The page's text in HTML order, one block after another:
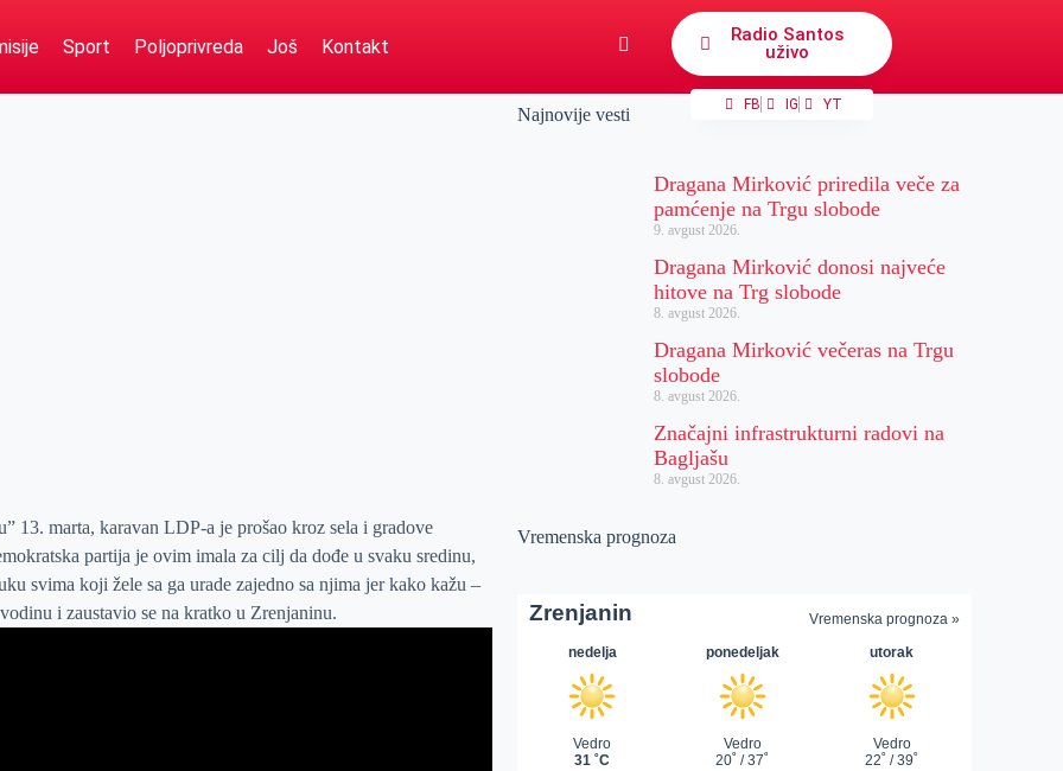
Sport Poljoprivreda Još Kontakt
Radio Santos
uživo
FB IG YT
13. marta, karavan LDP-a je prošao kroz sela i gradove
partija je ovim imala za cilj da dođe u svaku sredinu,
svima koji žele sa ga urade zajedno sa njima jer kako kažu –
i zaustavio se na kratko u Zrenjaninu.
Najnovije vesti
Dragana Mirković priredila veče za
pamćenje na Trgu slobode
9. avgust 2026.
Dragana Mirković donosi najveće
hitove na Trg slobode
8. avgust 2026.
Dragana Mirković večeras na Trgu
slobode
8. avgust 2026.
Značajni infrastrukturni radovi na
Bagljašu
8. avgust 2026.
Vremenska prognoza